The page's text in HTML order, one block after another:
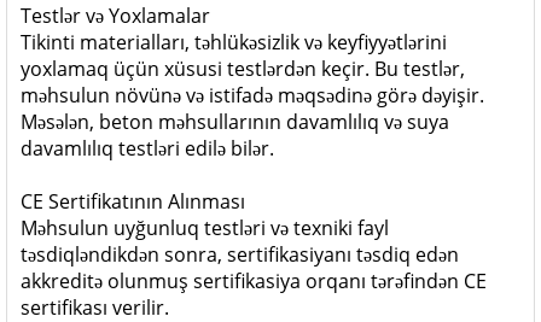
Testlər və Yoxlamalar
Tikinti materialları, təhlükəsizlik və keyfiyyətlərini
yoxlamaq üçün xüsusi testlərdən keçir. Bu testlər,
məhsulun növünə və istifadə məqsədinə görə dəyişir.
Məsələn, beton məhsullarının davamlılıq və suya
davamlılıq testləri edilə bilər.
CE Sertifikatının Alınması
Məhsulun uyğunluq testləri və texniki fayl
təsdiqləndikdən sonra, sertifikasiyanı təsdiq edən
akkreditə olunmuş sertifikasiya orqanı tərəfindən CE
sertifikası verilir.